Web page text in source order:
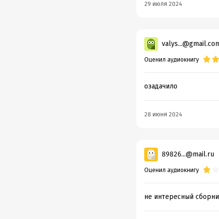
29 июля 2024
Оценил аудиокнигу
озадачило
28 июня 2024
89826...@mail.ru
Оценил аудиокнигу
не интересный